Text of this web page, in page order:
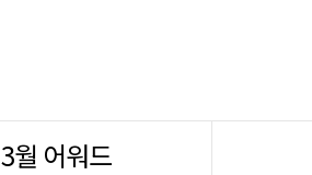
3월 어워드